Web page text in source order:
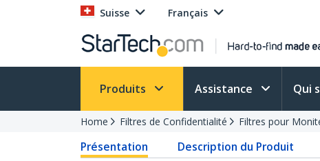
Suisse Français
Produits Assistance Qui
Home Filtres de Confidentialité Filtres pour
Présentation Description du Produit